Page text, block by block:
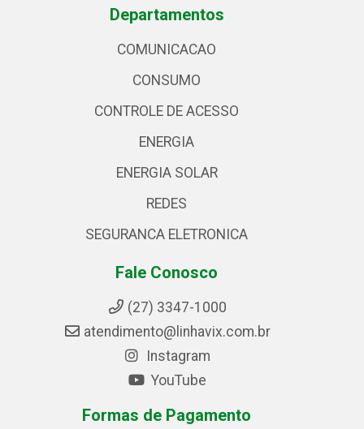
Departamentos
COMUNICACAO
CONSUMO
CONTROLE DE ACESSO
ENERGIA
ENERGIA SOLAR
REDES
SEGURANCA ELETRONICA
Fale Conosco
(27) 3347-1000
atendimento@linhavix.com.br
Instagram
YouTube
Formas de Pagamento